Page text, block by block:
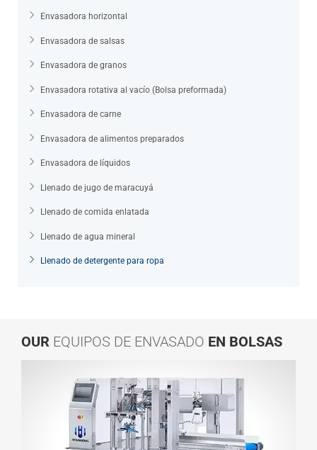
Envasadora horizontal
Envasadora de salsas
Envasadora de granos
Envasadora rotativa al vacío (Bolsa preformada)
Envasadora de carne
Envasadora de alimentos preparados
Envasadora de líquidos
Llenado de jugo de maracuyá
Llenado de comida enlatada
Llenado de agua mineral
Llenado de detergente para ropa
OUR EQUIPOS DE ENVASADO EN BOLSAS